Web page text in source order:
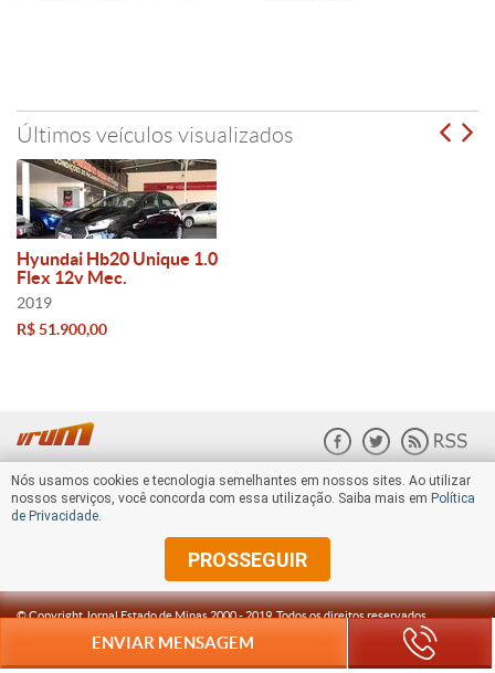
Últimos veículos visualizados
Hyundai Hb20 Unique 1.0
Flex 12v Mec.
2019
R$ 51.900,00
© Copyright Jornal Estado de Minas 2000 -2019. Todos os direitos reservados.
ENVIAR MENSAGEM
Nós usamos cookies e tecnologia semelhantes em nossos sites. Ao utilizar
nossos serviços, você concorda com essa utilização. Saiba mais em Política
de Privacidade.
PROSSEGUIR